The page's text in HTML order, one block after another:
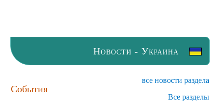
Новости - Украина
События
все новости раздела
Все разделы